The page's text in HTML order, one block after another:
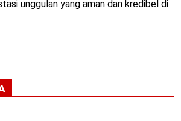
unggulan yang aman dan kredibel di